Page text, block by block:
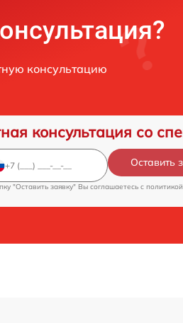
консультацию
консультация со
Оставить
"Оставить заявку" Вы соглашаетесь c